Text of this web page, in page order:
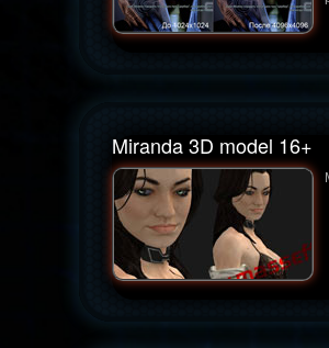
Miranda 3D model 16+